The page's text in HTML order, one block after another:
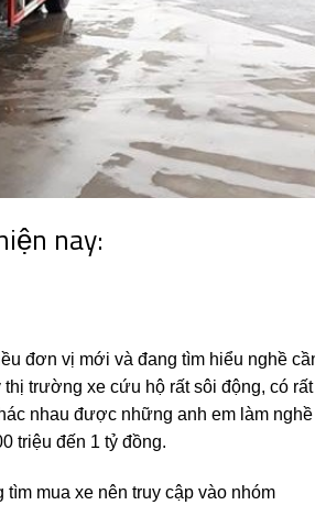
nay:
đơn vị mới và đang tìm hiểu nghề
trường xe cứu hộ rất sôi động, có rất
nhau được những anh em làm nghề
triệu đến 1 tỷ đồng.
mua xe nên truy cập vào nhóm